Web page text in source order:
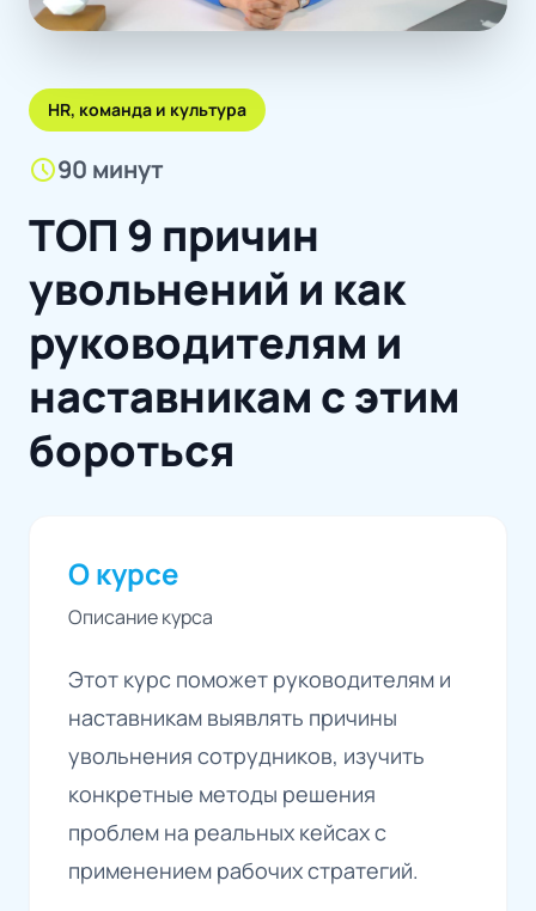
HR, команда и культура
schedule90 минут
ТОП 9 причин
увольнений и как
руководителям и
наставникам с этим
бороться
О курсе
Описание курса
Этот курс поможет руководителям и
наставникам выявлять причины
увольнения сотрудников, изучить
конкретные методы решения
проблем на реальных кейсах с
применением рабочих стратегий.